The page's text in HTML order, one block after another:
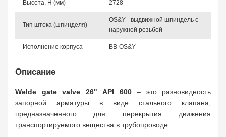
Высота, Н (мм) 2728
Тип штока (шпинделя)
OS&Y - выдвижной шпиндель с
наружной резьбой
Исполнение корпуса BB-OS&Y
Описание
Welde gate valve 26" API 600– это разновидность
запорной арматуры в виде стального клапана,
предназначенного для перекрытия движения
транспортируемого вещества в трубопроводе.